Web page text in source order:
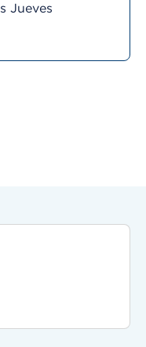
Jueves